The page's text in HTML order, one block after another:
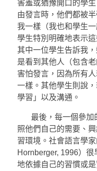
害羞或猶豫開口的學
由發言時，他們都被
我一樣（我也和學生
學生特別明確地表示
其中一位學生告訴我
是看到其他人（包含
害怕發言，因為所有
一樣。其他學生則說
學習」以及溝通。
最後，每一個參加
照他們自己的需要、
習環境。社會語言學
Hornberger, 1996）
地依據自己的習慣或